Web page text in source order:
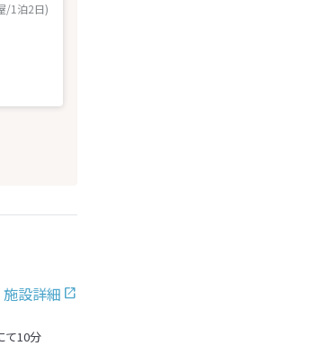
/1泊2日)
施設詳細
て10分